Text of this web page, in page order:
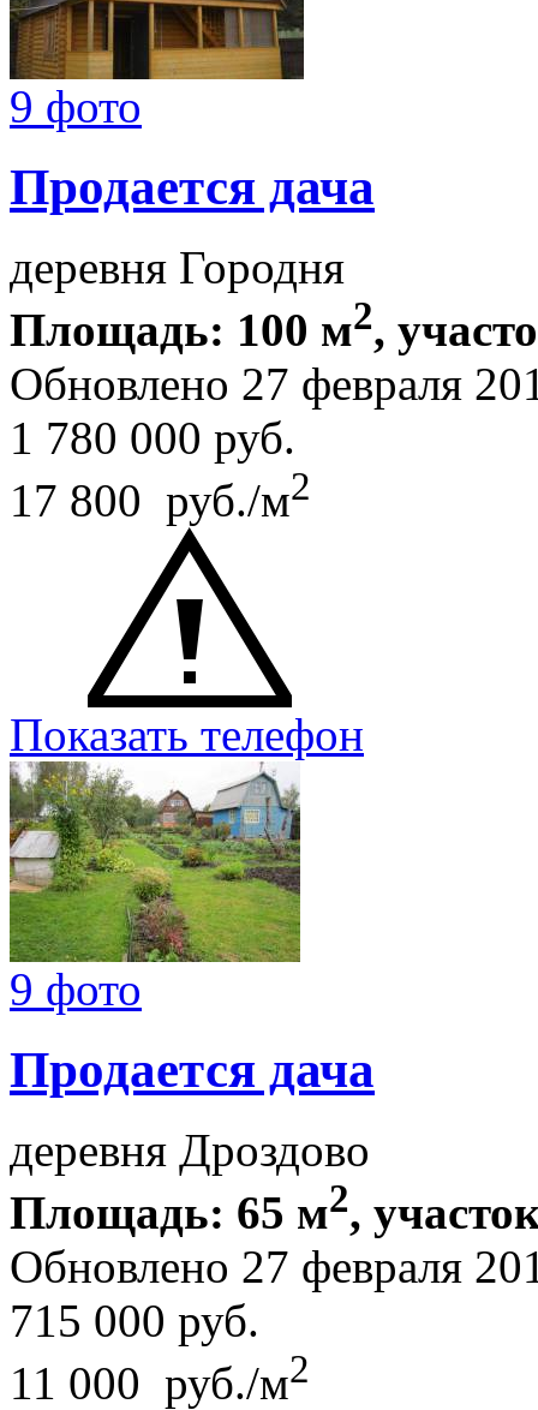
9 фото
Продается дача
деревня Городня
Площадь: 100 м2,
Обновлено 27 февраля
1 780 000 руб.
17 800 руб./м2
Показать телефон
9 фото
Продается дача
деревня Дроздово
Площадь: 65 м2,
Обновлено 27 февраля
715 000 руб.
11 000 руб./м2